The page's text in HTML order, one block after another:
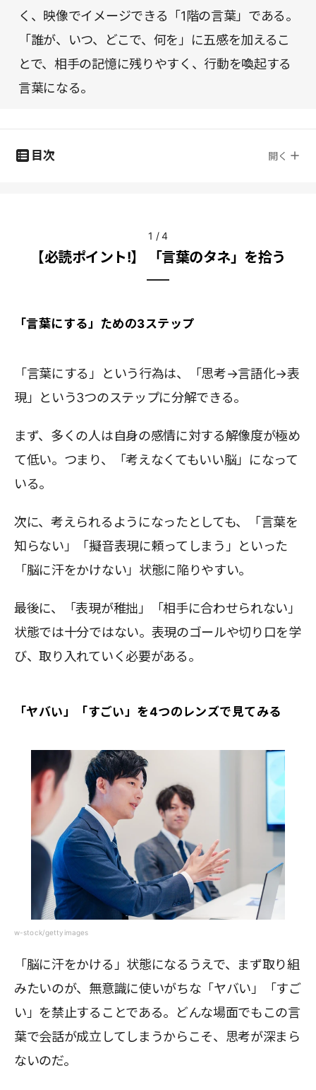
く、映像でイメージできる「1階の言葉」である。
「誰が、いつ、どこで、何を」に五感を加えるこ
とで、相手の記憶に残りやすく、行動を喚起する
言葉になる。
目次 開く
1 /4
【必読ポイント!】 「言葉のタネ」を拾う
「言葉にする」ための3ステップ
「言葉にする」という行為は、「思考→言語化→表
現」という3つのステップに分解できる。
まず、多くの人は自身の感情に対する解像度が極め
て低い。つまり、「考えなくてもいい脳」になって
いる。
次に、考えられるようになったとしても、「言葉を
知らない」「擬音表現に頼ってしまう」といった
「脳に汗をかけない」状態に陥りやすい。
最後に、「表現が稚拙」「相手に合わせられない」
状態では十分ではない。表現のゴールや切り口を学
び、取り入れていく必要がある。
「ヤバい」「すごい」を4つのレンズで見てみる
w-stock/gettyimages
「脳に汗をかける」状態になるうえで、まず取り組
みたいのが、無意識に使いがちな「ヤバい」「すご
い」を禁止することである。どんな場面でもこの言
葉で会話が成立してしまうからこそ、思考が深まら
ないのだ。